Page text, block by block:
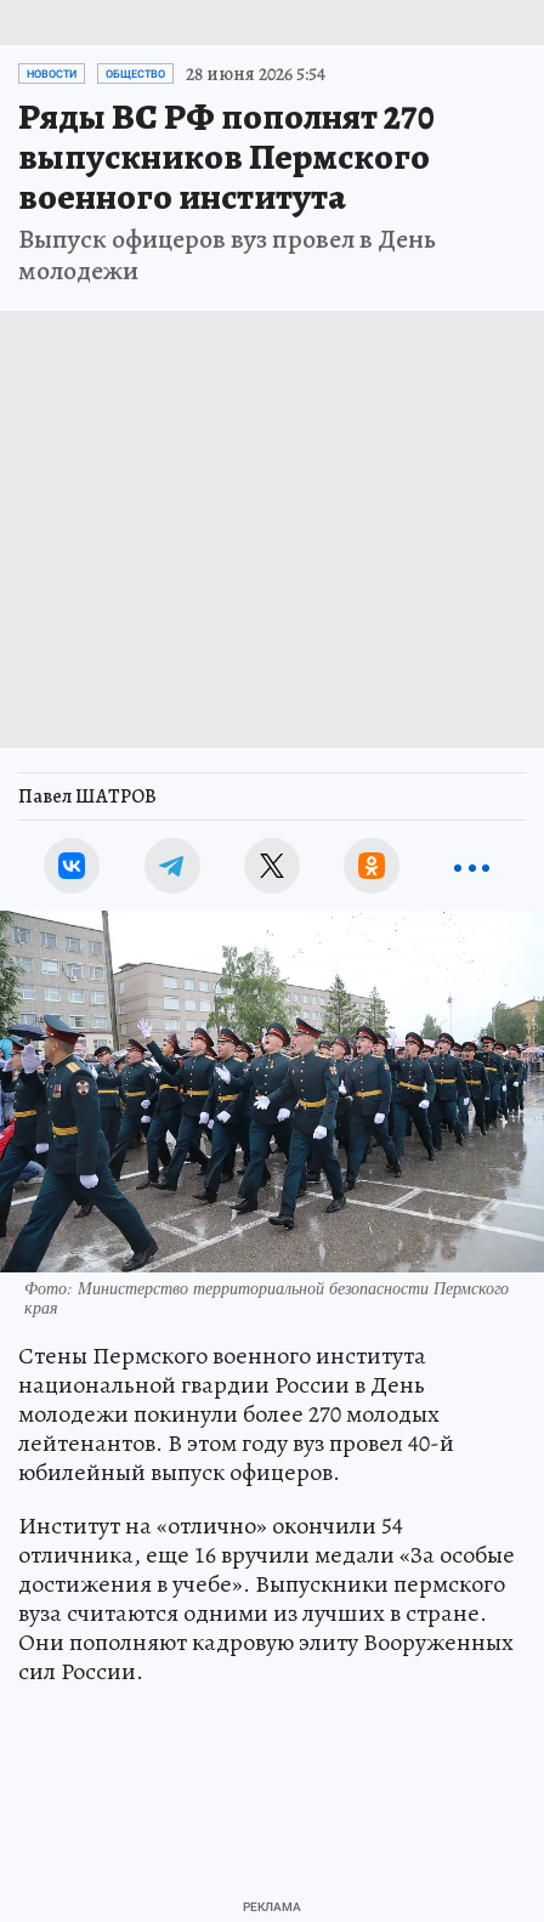
НОВОСТИ ОБЩЕСТВО 28 июня 2026 5:54
Ряды ВС РФ пополнят 270
выпускников Пермского
военного института
Выпуск офицеров вуз провел в День
молодежи
Павел ШАТРОВ
Фото: Министерство территориальной безопасности Пермского
края
Стены Пермского военного института
национальной гвардии России в День
молодежи покинули более 270 молодых
лейтенантов. В этом году вуз провел 40-й
юбилейный выпуск офицеров.
Институт на «отлично» окончили 54
отличника, еще 16 вручили медали «За особые
достижения в учебе». Выпускники пермского
вуза считаются одними из лучших в стране.
Они пополняют кадровую элиту Вооруженных
сил России.